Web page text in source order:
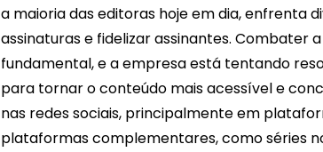
a maioria das editoras hoje em dia, enfrenta
assinaturas e fidelizar assinantes. Combater
fundamental, e a empresa está tentando
para tornar o conteúdo mais acessível e
nas redes sociais, principalmente em
plataformas complementares, como séries